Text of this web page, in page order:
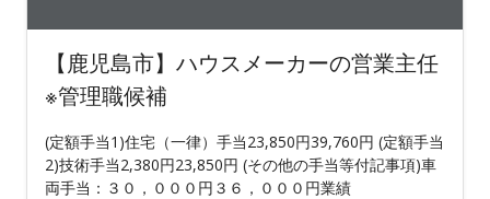
【鹿児島市】ハウスメーカーの営業主任
※管理職候補
(定額手当1)住宅（一律）手当23,850円39,760円 (定額手当
2)技術手当2,380円23,850円 (その他の手当等付記事項)車
両手当：３０，０００円３６，０００円業績